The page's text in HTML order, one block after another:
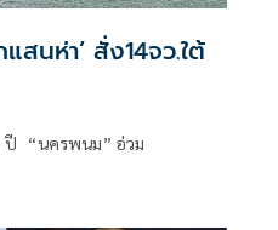
ปี “นครพนม” อ่วม